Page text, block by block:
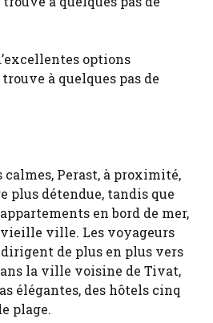
options
à quelques pas de
calmes, Perast, à proximité,
plus détendue, tandis que
en bord de mer,
vieille ville. Les voyageurs
de plus en plus vers
la ville voisine de Tivat,
élégantes, des hôtels cinq
plage.